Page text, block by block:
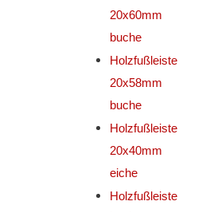
20x60mm
buche
Holzfußleiste
20x58mm
buche
Holzfußleiste
20x40mm
eiche
Holzfußleiste